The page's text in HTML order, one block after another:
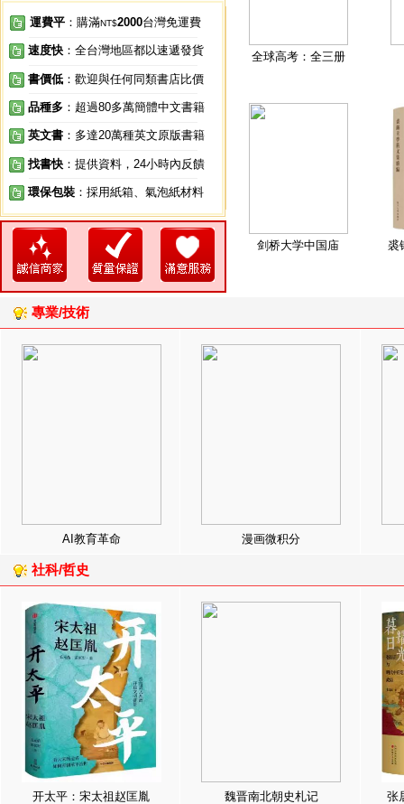
運費平 ：購滿NT$2000台灣免運費
速度快 ：全台灣地區都以速遞發貨
書價低 ：歡迎與任何同類書店比價
品種多 ：超過80多萬簡體中文書籍
英文書 ：多達20萬種英文原版書籍
找書快 ：提供資料，24小時內反饋
環保包裝 ：採用紙箱、氣泡紙材料
全球高考：全三册
剑桥大学中国庙 裘
專業/技術
AI教育革命 漫画微积分
社科/哲史
开太平：宋太祖赵匡胤 魏晋南北朝史札记 张